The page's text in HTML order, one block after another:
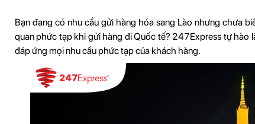
Bạn đang có nhu cầu gửi hàng hóa sang Lào nhưng chưa
quan phức tạp khi gửi hàng đi Quốc tế? 247Express tự hào
đáp ứng mọi nhu cầu phức tạp của khách hàng.